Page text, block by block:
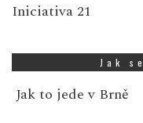
Iniciativa 21
Jak
Jak to jede v Brně